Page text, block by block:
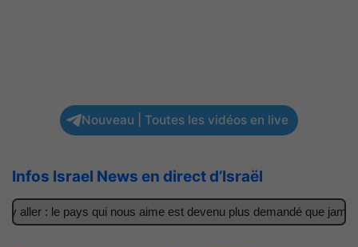
Nouveau | Toutes les vidéos en live
Infos Israel News en direct d’Israël
: le pays qui nous aime est devenu plus demandé que jamais